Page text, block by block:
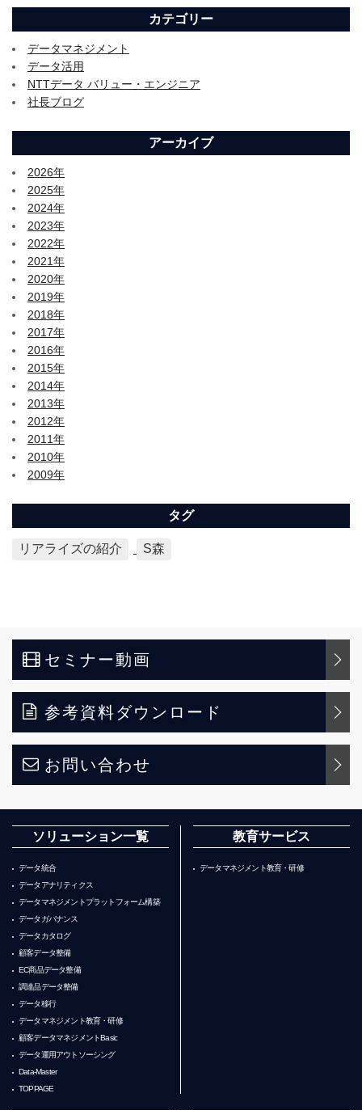
カテゴリー
データマネジメント
データ活用
NTTデータ バリュー・エンジニア
社長ブログ
アーカイブ
2026年
2025年
2024年
2023年
2022年
2021年
2020年
2019年
2018年
2017年
2016年
2015年
2014年
2013年
2012年
2011年
2010年
2009年
タグ
リアライズの紹介 S森
セミナー動画
参考資料ダウンロード
お問い合わせ
ソリューション一覧
データ統合
データアナリティクス
データマネジメントプラットフォーム構築
データガバナンス
データカタログ
顧客データ整備
EC商品データ整備
調達品データ整備
データ移行
データマネジメント教育・研修
顧客データマネジメントBasic
データ運用アウトソーシング
Data-Master
TOPPAGE
教育サービス
データマネジメント教育・研修